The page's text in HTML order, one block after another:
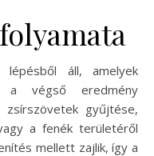
áll, amelyek
a végső eredmény
gyűjtése,
a fenék területéről
mellett zajlik, így a